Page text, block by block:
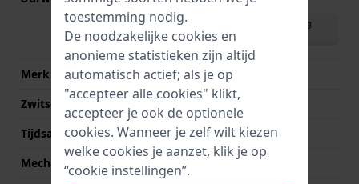
Download handleiding
Merk uurwerk
Seiko
Zwitsers uurwerk
Tijdsaanduiding
Analoog
Mechanisme
Quartz
toestemming nodig.
De noodzakelijke cookies en
anonieme statistieken zijn altijd
automatisch actief; als je op
"accepteer alle cookies" klikt,
accepteer je ook de optionele
cookies. Wanneer je zelf wilt kiezen
welke cookies je aanzet, klik je op
“cookie instellingen”.